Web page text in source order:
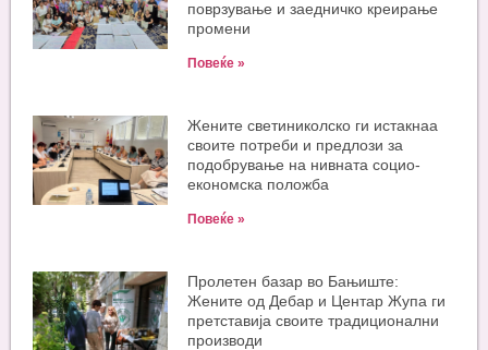
поврзување и заедничко креирање
промени
Повеќе »
Жените светиниколско ги истакнаа
своите потреби и предлози за
подобрување на нивната социо-
економска положба
Повеќе »
Пролетен базар во Бањиште:
Жените од Дебар и Центар Жупа ги
претставија своите традиционални
производи